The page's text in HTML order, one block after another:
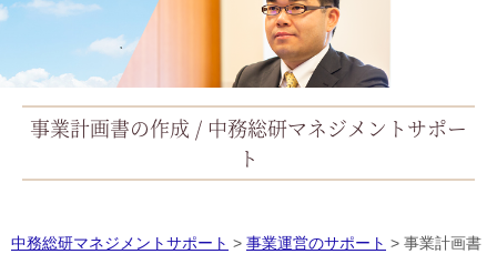
事業計画書の作成 / 中務総研マネジメントサポー
ト
中務総研マネジメントサポート > 事業運営のサポート > 事業計画書